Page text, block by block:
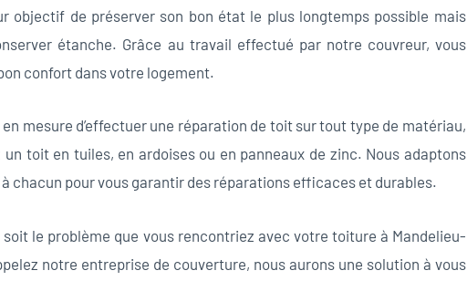
objectif de préserver son bon état le plus longtemps possible mais
étanche. Grâce au travail effectué par notre couvreur, vous
confort dans votre logement.
mesure d’effectuer une réparation de toit sur tout type de matériau,
un toit en tuiles, en ardoises ou en panneaux de zinc. Nous adaptons
chacun pour vous garantir des réparations efficaces et durables.
soit le problème que vous rencontriez avec votre toiture à Mandelieu-
notre entreprise de couverture, nous aurons une solution à vous